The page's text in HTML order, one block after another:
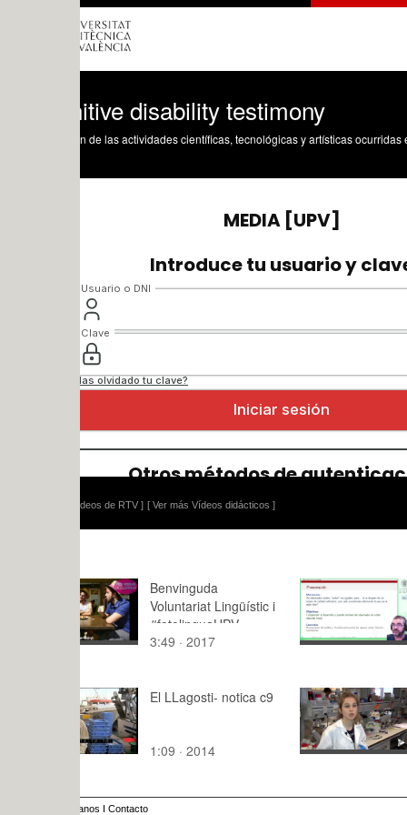
disability testimony
de las actividades científicas, tecnológicas y artísticas ocurridas en los tres
[ Ver más Vídeos didácticos ]
Benvinguda
Voluntariat Lingüístic i
#fotolinguaUPV
3:49 · 2017
orden
12:26 ·
El LLagosti- notica c9
1:09 · 2014
Detección
2:06 · 2024